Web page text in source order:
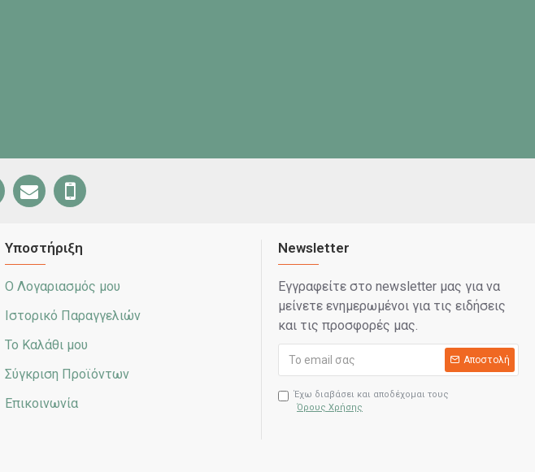
Υποστήριξη
Ο Λογαριασμός μου
Ιστορικό Παραγγελιών
Το Καλάθι μου
Σύγκριση Προϊόντων
Επικοινωνία
Newsletter
Εγγραφείτε στο newsletter μας για να
μείνετε ενημερωμένοι για τις ειδήσεις
και τις προσφορές μας.
Αποστολή
Έχω διαβάσει και αποδέχομαι τους
Όρους Χρήσης